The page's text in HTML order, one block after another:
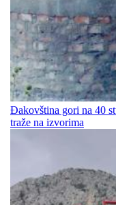
Đakovština gori na 40
traže na izvorima